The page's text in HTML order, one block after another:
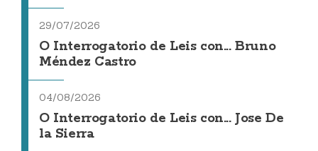
29/07/2026
O Interrogatorio de Leis con... Bruno
Méndez Castro
04/08/2026
O Interrogatorio de Leis con... Jose De
la Sierra